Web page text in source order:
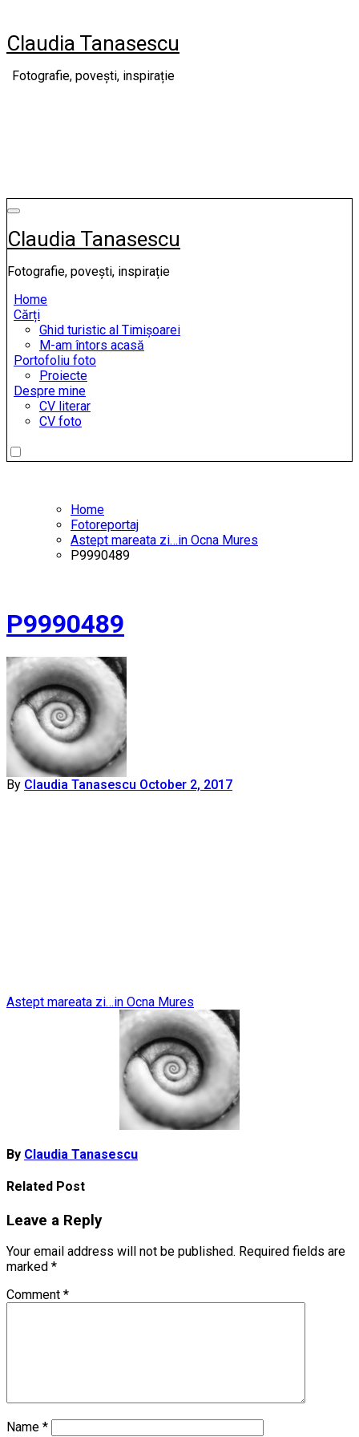
content
Claudia Tanasescu
Fotografie, povești, inspirație
Claudia Tanasescu
Fotografie, povești, inspirație
Home
Cărți
Ghid turistic al Timișoarei
M-am întors acasă
Portofoliu foto
Proiecte
Despre mine
CV literar
CV foto
Home
Fotoreportaj
Astept mareata zi…in Ocna Mures
P9990489
P9990489
By Claudia Tanasescu October 2, 2017
Post
Astept mareata zi…in Ocna Mures
By Claudia Tanasescu
Related Post
Leave a Reply
Your email address will not be published. Required fields are
marked *
Comment *
Name *